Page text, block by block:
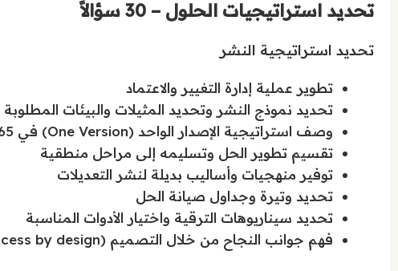
تحديد استراتيجيات الحلول – 30 سؤالاً
تحديد استراتيجية النشر
تطوير عملية إدارة التغيير والاعتماد
تحديد نموذج النشر وتحديد المثيلات والبيئات
وصف استراتيجية الإصدار الواحد (One Version) في Dynamics 365 وتأثيراتها على الحلول
تقسيم تطوير الحل وتسليمه إلى مراحل منطقية
توفير منهجيات وأساليب بديلة لنشر التعديلات
تحديد وتيرة وجداول صيانة الحل
تحديد سيناريوهات الترقية واختيار الأدوات المناسبة
فهم جوانب النجاح من خلال التصميم (success by design)